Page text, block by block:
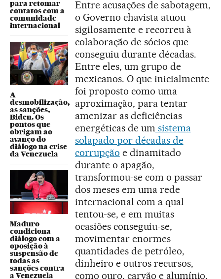
para retomar
contatos com a
comunidade
internacional
A
desmobilização,
as sanções,
Biden. Os
pontos que
obrigam ao
avanço do
diálogo na crise
da Venezuela
Maduro
condiciona
diálogo com a
oposição à
suspensão de
todas as
sanções contra
a Venezuela
Entre acusações de sabotagem,
o Governo chavista atuou
sigilosamente e recorreu à
colaboração de sócios que
conseguiu durante décadas.
Entre eles, um grupo de
mexicanos. O que inicialmente
foi proposto como uma
aproximação, para tentar
amenizar as deficiências
energéticas de umsistema
solapado por décadas de
corrupção e dinamitado
durante o apagão,
transformou-se com o passar
dos meses em uma rede
internacional com a qual
tentou-se, e em muitas
ocasiões conseguiu-se,
movimentar enormes
quantidades de petróleo,
dinheiro e outros recursos,
como ouro, carvão e alumínio,